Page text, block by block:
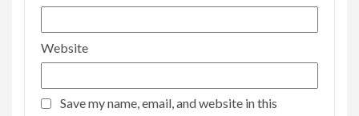
Website
Save my name, email, and website in this